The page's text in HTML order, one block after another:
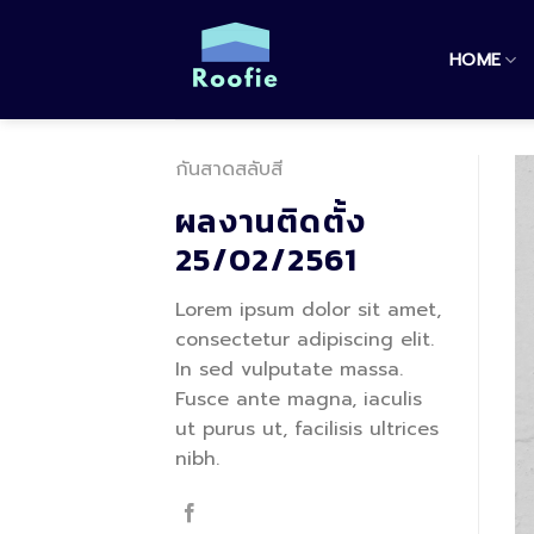
HOME
กันสาดสลับสี
ผลงานติดตั้ง
25/02/2561
Lorem ipsum dolor sit amet,
consectetur adipiscing elit.
In sed vulputate massa.
Fusce ante magna, iaculis
ut purus ut, facilisis ultrices
nibh.